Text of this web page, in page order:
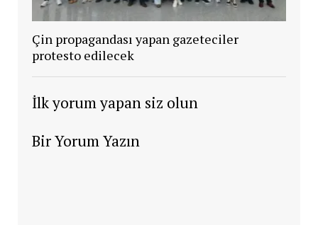
Çin propagandası yapan gazeteciler
protesto edilecek
İlk yorum yapan siz olun
Bir Yorum Yazın